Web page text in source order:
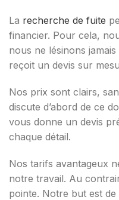
La recherche de fuite
financier. Pour cela,
nous ne lésinons
reçoit un devis sur
Nos prix sont clairs,
discute d’abord de ce
vous donne un devis
chaque détail.
Nos tarifs avantageux
notre travail. Au
pointe. Notre but est